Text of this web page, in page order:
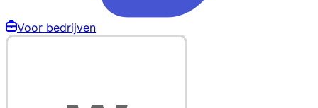
Voor bedrijven